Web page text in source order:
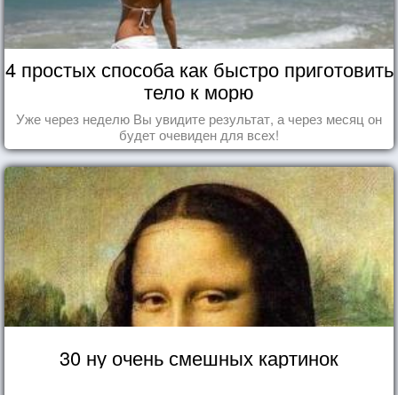
4 простых способа как быстро приготовить
тело к морю
Уже через неделю Вы увидите результат, а через месяц он
будет очевиден для всех!
30 ну очень смешных картинок